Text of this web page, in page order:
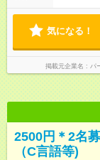
気になる！
掲載元企業名 パ
2500円＊2名
（C言語等)